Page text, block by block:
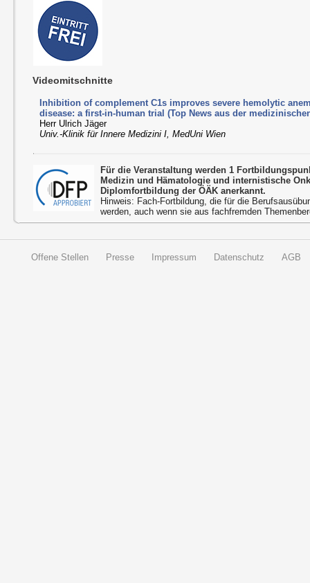
Videomitschnitte
Inhibition of complement C1s improves severe hemolytic
disease: a first-in-human trial (Top News aus der
Herr Ulrich Jäger
Univ.-Klinik für Innere Medizini I, MedUni Wien
Für die Veranstaltung werden 1
Medizin und Hämatologie und internistische
Diplomfortbildung der ÖÄK anerkannt.
Hinweis: Fach-Fortbildung, die für die
werden, auch wenn sie aus fachfremden
Offene Stellen Presse Impressum Datenschutz AGB